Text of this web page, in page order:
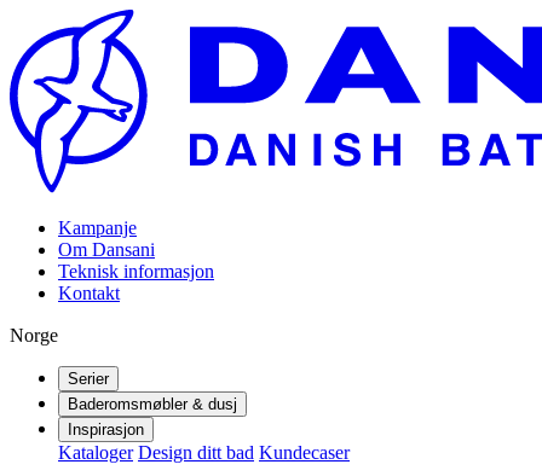
Kampanje
Om Dansani
Teknisk informasjon
Kontakt
Norge
Serier
Baderomsmøbler & dusj
Inspirasjon
Kataloger Design ditt bad Kundecaser